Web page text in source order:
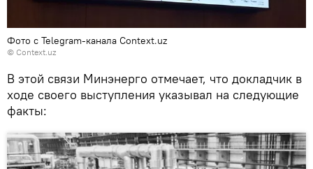
Фото с Telegram-канала Context.uz
© Context.uz
В этой связи Минэнерго отмечает, что докладчик в
ходе своего выступления указывал на следующие
факты: